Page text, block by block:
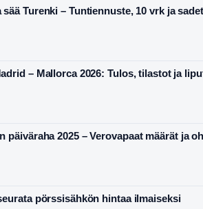
sää Turenki – Tuntiennuste, 10 vrk ja
– Mallorca 2026: Tulos, tilastot ja
päiväraha 2025 – Verovapaat määrät ja
pörssisähkön hintaa ilmaiseksi